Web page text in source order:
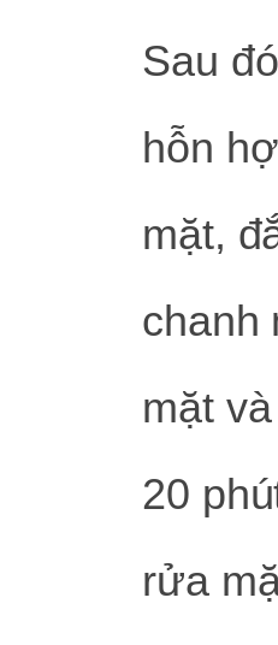
Sau
hỗn
mặt,
chanh
mặt
20
rửa